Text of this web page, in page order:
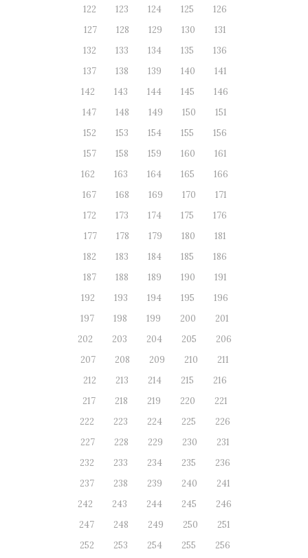
122
123 124 125
126
127
128 129 130
131
132
133 134 135
136
137
138 139 140
141
142
143 144 145
146
147
148 149 150
151
152
153 154 155
156
157
158 159 160
161
162
163 164 165
166
167
168 169 170
171
172
173 174 175
176
177
178 179 180
181
182
183 184 185
186
187
188 189 190
191
192
193 194 195
196
197
198 199 200
201
202
203 204 205
206
207
208 209 210
211
212
213 214 215
216
217
218 219 220
221
222
223 224 225
226
227
228 229 230
231
232
233 234 235
236
237
238 239 240
241
242
243 244 245
246
247
248 249 250
251
252
253 254 255
256